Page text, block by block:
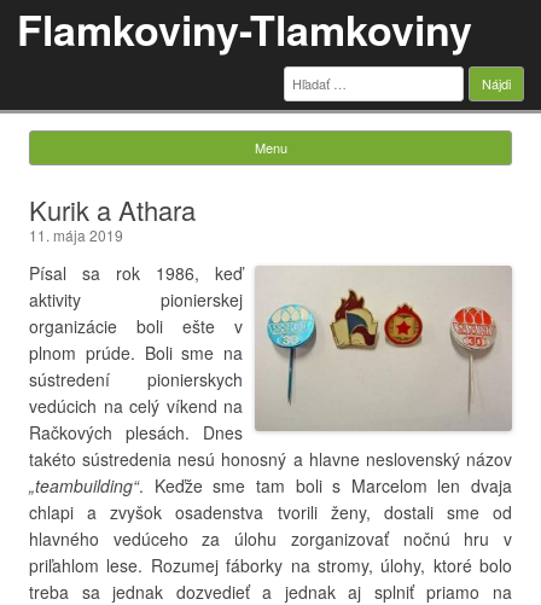
Flamkoviny-Tlamkoviny
Hľadať:
Menu
Kurik a Athara
11. mája 2019
Písal sa rok 1986, keď
aktivity pionierskej
organizácie boli ešte v
plnom prúde. Boli sme na
sústredení pionierskych
vedúcich na celý víkend na
Račkových plesách. Dnes
takéto sústredenia nesú honosný a hlavne neslovenský názov
„teambuilding“. Keďže sme tam boli s Marcelom len dvaja
chlapi a zvyšok osadenstva tvorili ženy, dostali sme od
hlavného vedúceho za úlohu zorganizovať nočnú hru v
priľahlom lese. Rozumej fáborky na stromy, úlohy, ktoré bolo
treba sa jednak dozvedieť a jednak aj splniť priamo na